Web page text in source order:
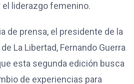
liderazgo femenino.
de prensa, el presidente de la
La Libertad, Fernando Guerra
esta segunda edición busca
de experiencias para